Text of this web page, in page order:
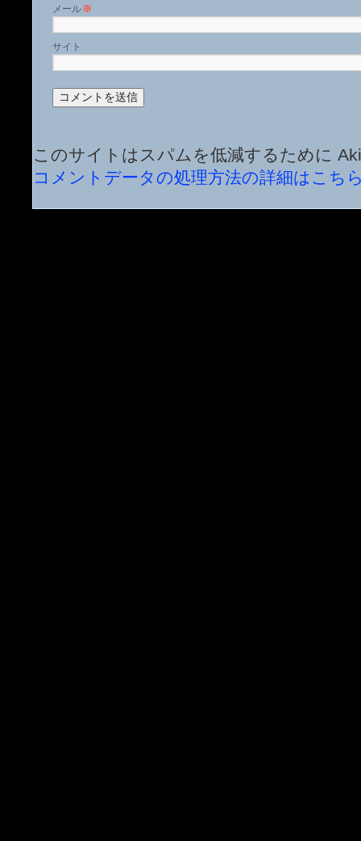
メール※
サイト
このサイトはスパムを低減するために
コメントデータの処理方法の詳細はこち